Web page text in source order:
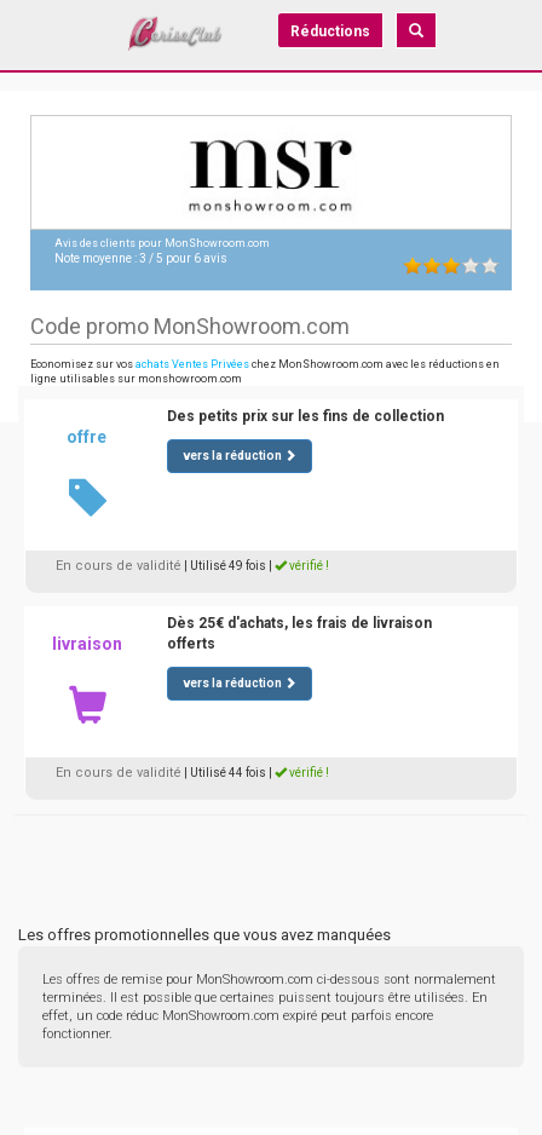
Réductions
Avis des clients pour MonShowroom.com
Note moyenne :3 /5 pour 6avis
Code promo MonShowroom.com
Economisez sur vos achats Ventes Privées chez MonShowroom.com avec les réductions en
ligne utilisables sur monshowroom.com
offre
Des petits prix sur les fins de collection
vers la réduction
En cours de validité | Utilisé 49 fois vérifié !
livraison
Dès 25€ d'achats, les frais de livraison
offerts
vers la réduction
En cours de validité | Utilisé 44 fois vérifié !
Les offres promotionnelles que vous avez manquées
Les offres de remise pour MonShowroom.com ci-dessous sont normalement
terminées. Il est possible que certaines puissent toujours être utilisées. En
effet, un code réduc MonShowroom.com expiré peut parfois encore
fonctionner.